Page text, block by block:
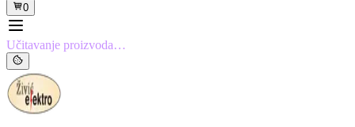
0
Učitavanje proizvoda…